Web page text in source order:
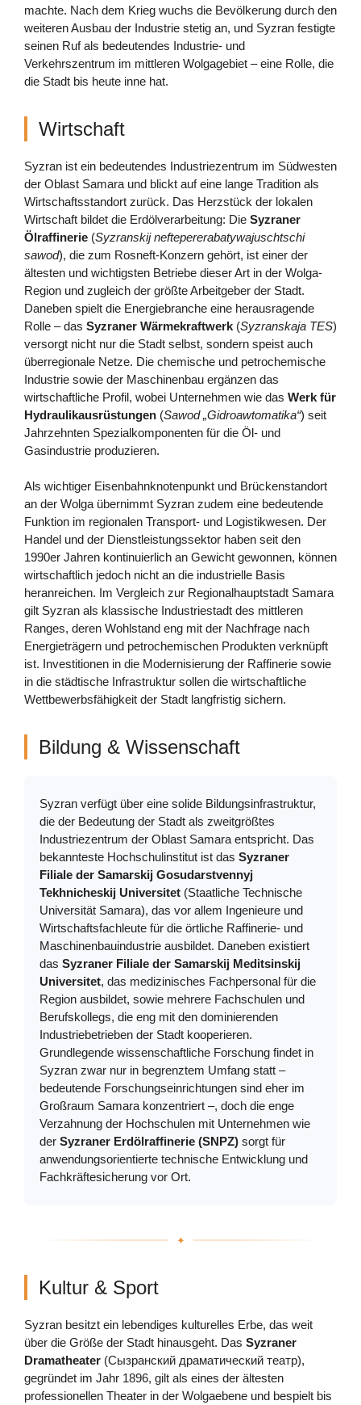
machte. Nach dem Krieg wuchs die Bevölkerung durch den
weiteren Ausbau der Industrie stetig an, und Syzran festigte
seinen Ruf als bedeutendes Industrie- und
Verkehrszentrum im mittleren Wolgagebiet – eine Rolle, die
die Stadt bis heute inne hat.
Wirtschaft
Syzran ist ein bedeutendes Industriezentrum im Südwesten
der Oblast Samara und blickt auf eine lange Tradition als
Wirtschaftsstandort zurück. Das Herzstück der lokalen
Wirtschaft bildet die Erdölverarbeitung: Die Syzraner
Ölraffinerie (Syzranskij neftepererabatywajuschtschi
sawod), die zum Rosneft-Konzern gehört, ist einer der
ältesten und wichtigsten Betriebe dieser Art in der Wolga-
Region und zugleich der größte Arbeitgeber der Stadt.
Daneben spielt die Energiebranche eine herausragende
Rolle – das Syzraner Wärmekraftwerk (Syzranskaja TES)
versorgt nicht nur die Stadt selbst, sondern speist auch
überregionale Netze. Die chemische und petrochemische
Industrie sowie der Maschinenbau ergänzen das
wirtschaftliche Profil, wobei Unternehmen wie das Werk für
Hydraulikausrüstungen (Sawod „Gidroawtomatika“) seit
Jahrzehnten Spezialkomponenten für die Öl- und
Gasindustrie produzieren.
Als wichtiger Eisenbahnknotenpunkt und Brückenstandort
an der Wolga übernimmt Syzran zudem eine bedeutende
Funktion im regionalen Transport- und Logistikwesen. Der
Handel und der Dienstleistungssektor haben seit den
1990er Jahren kontinuierlich an Gewicht gewonnen, können
wirtschaftlich jedoch nicht an die industrielle Basis
heranreichen. Im Vergleich zur Regionalhauptstadt Samara
gilt Syzran als klassische Industriestadt des mittleren
Ranges, deren Wohlstand eng mit der Nachfrage nach
Energieträgern und petrochemischen Produkten verknüpft
ist. Investitionen in die Modernisierung der Raffinerie sowie
in die städtische Infrastruktur sollen die wirtschaftliche
Wettbewerbsfähigkeit der Stadt langfristig sichern.
Bildung & Wissenschaft
Syzran verfügt über eine solide Bildungsinfrastruktur,
die der Bedeutung der Stadt als zweitgrößtes
Industriezentrum der Oblast Samara entspricht. Das
bekannteste Hochschulinstitut ist dasSyzraner
Filiale der Samarskij Gosudarstvennyj
Tekhnicheskij Universitet (Staatliche Technische
Universität Samara), das vor allem Ingenieure und
Wirtschaftsfachleute für die örtliche Raffinerie- und
Maschinenbauindustrie ausbildet. Daneben existiert
dasSyzraner Filiale der Samarskij Meditsinskij
Universitet, das medizinisches Fachpersonal für die
Region ausbildet, sowie mehrere Fachschulen und
Berufskollegs, die eng mit den dominierenden
Industriebetrieben der Stadt kooperieren.
Grundlegende wissenschaftliche Forschung findet in
Syzran zwar nur in begrenztem Umfang statt –
bedeutende Forschungseinrichtungen sind eher im
Großraum Samara konzentriert –, doch die enge
Verzahnung der Hochschulen mit Unternehmen wie
derSyzraner Erdölraffinerie (SNPZ) sorgt für
anwendungsorientierte technische Entwicklung und
Fachkräftesicherung vor Ort.
Kultur & Sport
Syzran besitzt ein lebendiges kulturelles Erbe, das weit
über die Größe der Stadt hinausgeht. Das Syzraner
Dramatheater (Сызранский драматический театр),
gegründet im Jahr 1896, gilt als eines der ältesten
professionellen Theater in der Wolgaebene und bespielt bis